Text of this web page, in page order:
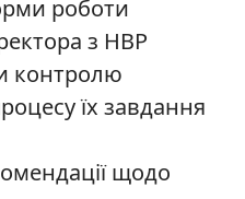
роботи
з НВР
контролю
їх завдання
щодо